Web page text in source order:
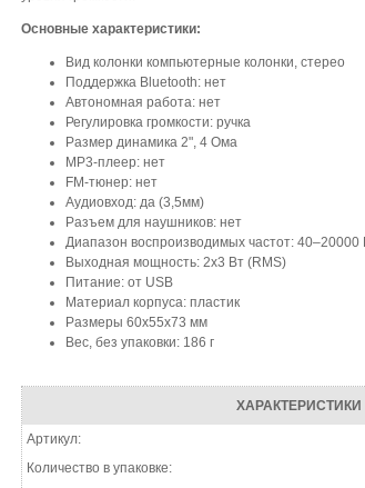
Основные характеристики:
Вид колонки компьютерные колонки, стерео
Поддержка Bluetooth: нет
Автономная работа: нет
Регулировка громкости: ручка
Размер динамика 2", 4 Ома
MP3-плеер: нет
FM-тюнер: нет
Аудиовход: да (3,5мм)
Разъем для наушников: нет
Диапазон воспроизводимых частот: 40–20000
Выходная мощность: 2х3 Вт (RMS)
Питание: от USB
Материал корпуса: пластик
Размеры 60х55х73 мм
Вес, без упаковки: 186 г
ХАРАКТЕРИСТИКИ
Артикул:
Количество в упаковке: